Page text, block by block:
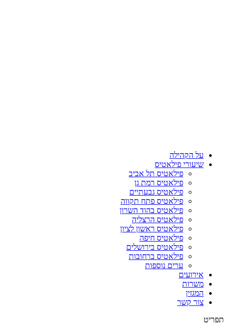
על הקהילה
שיעורי פילאטיס
פילאטיס תל אביב
פילאטיס רמת גן
פילאטיס גבעתיים
פילאטיס פתח תקווה
פילאטיס בהוד השרון
פילאטיס הרצליה
פילאטיס ראשון לציון
פילאטיס חיפה
פילאטיס בירושלים
פילאטיס ברחובות
ערים נוספות
אירועים
משרות
המגזין
צור קשר
תפריט